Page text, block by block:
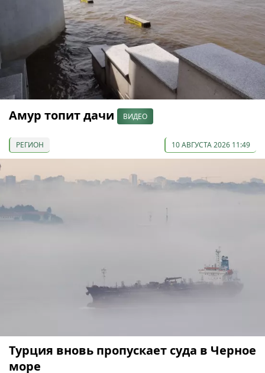
Амур топит дачи ВИДЕО
РЕГИОН 10 АВГУСТА 2026 11:49
Турция вновь пропускает суда в Черное
море